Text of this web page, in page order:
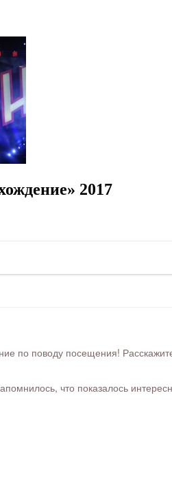
2017
поводу посещения! Расскажите
что показалось